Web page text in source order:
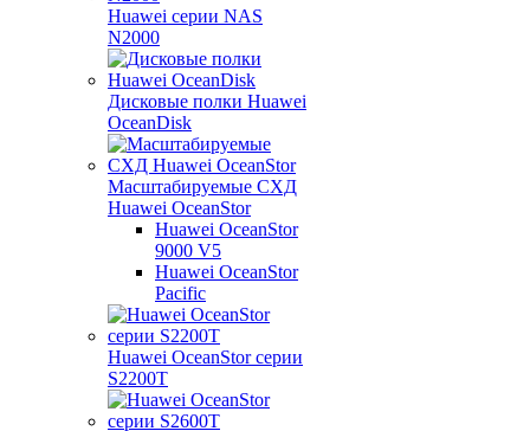
Huawei серии NAS
N2000
Дисковые полки Huawei
OceanDisk
Масштабируемые СХД
Huawei OceanStor
Huawei OceanStor
9000 V5
Huawei OceanStor
Pacific
Huawei OceanStor серии
S2200T